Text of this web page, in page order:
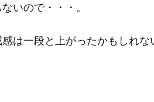
いので・・・。
は一段と上がったかもしれな